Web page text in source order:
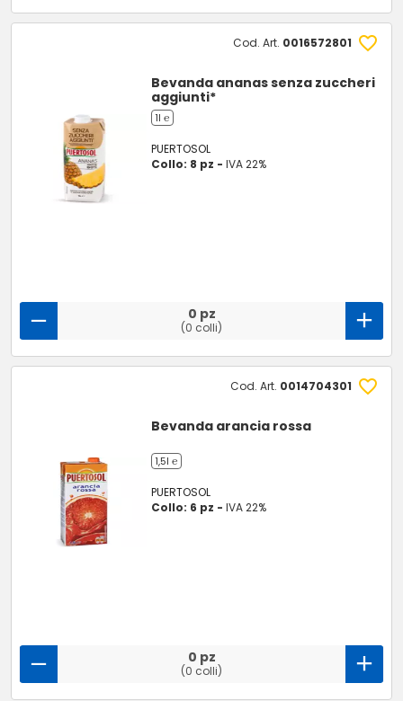
Cod. Art. 0016572801
Bevanda ananas senza zuccheri
aggiunti*
1l ℮
PUERTOSOL
Collo: 8 pz -IVA 22%
0 pz
(0 colli)
Cod. Art. 0014704301
Bevanda arancia rossa
1,5l ℮
PUERTOSOL
Collo: 6 pz -IVA 22%
0 pz
(0 colli)